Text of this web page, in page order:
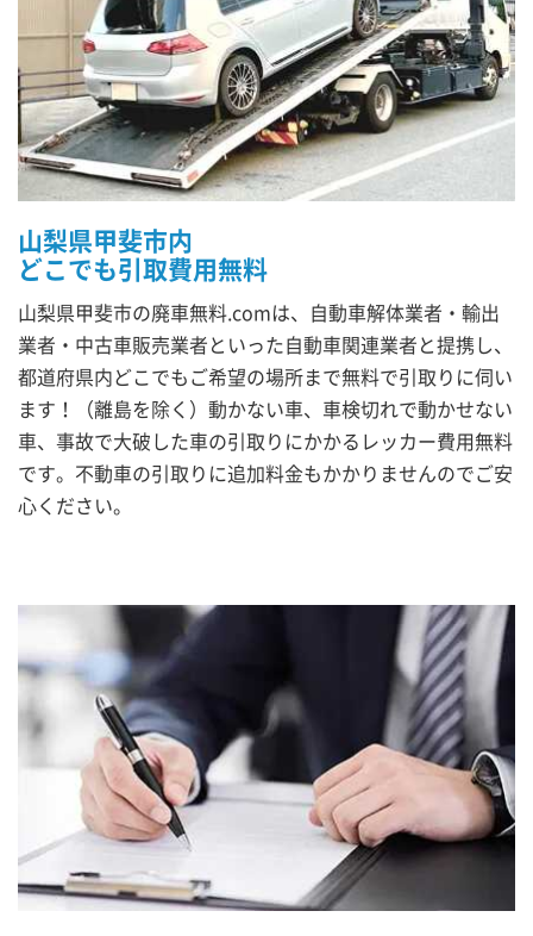
山梨県甲斐市内
どこでも引取費用無料
山梨県甲斐市の廃車無料.comは、自動車解体業者・輸出
業者・中古車販売業者といった自動車関連業者と提携し、
都道府県内どこでもご希望の場所まで無料で引取りに伺い
ます！（離島を除く）動かない車、車検切れで動かせない
車、事故で大破した車の引取りにかかるレッカー費用無料
です。不動車の引取りに追加料金もかかりませんのでご安
心ください。